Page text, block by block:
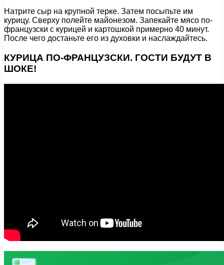
Натрите сыр на крупной терке. Затем посыпьте им
курицу. Сверху полейте майонезом. Запекайте мясо по-
французски с курицей и картошкой примерно 40 минут.
После чего достаньте его из духовки и наслаждайтесь.
КУРИЦА ПО-ФРАНЦУЗСКИ. ГОСТИ БУДУТ В
ШОКЕ!